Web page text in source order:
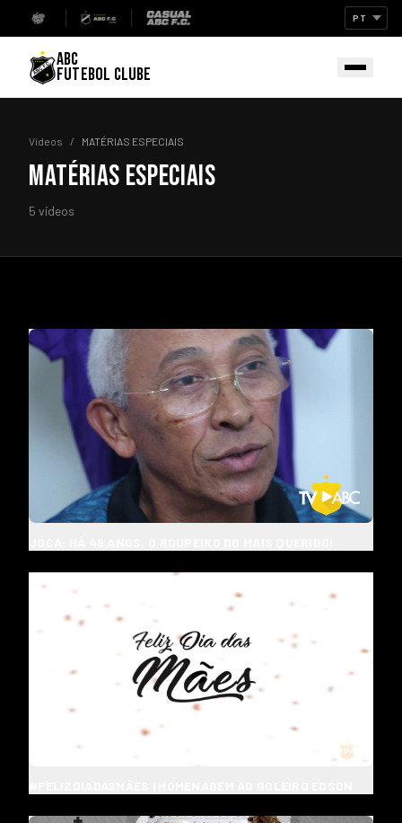
ABC
FUTEBOL CLUBE
Vídeos / MATÉRIAS ESPECIAIS
MATÉRIAS ESPECIAIS
5 vídeos